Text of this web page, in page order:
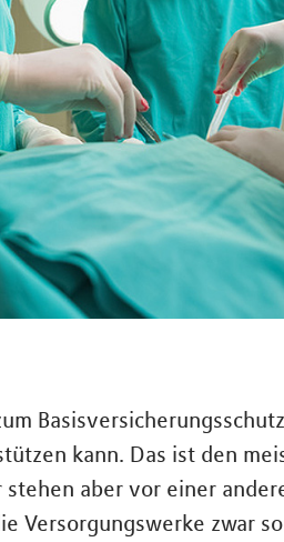
kann. Das ist den
aber vor einer
Versorgungswerke zwar